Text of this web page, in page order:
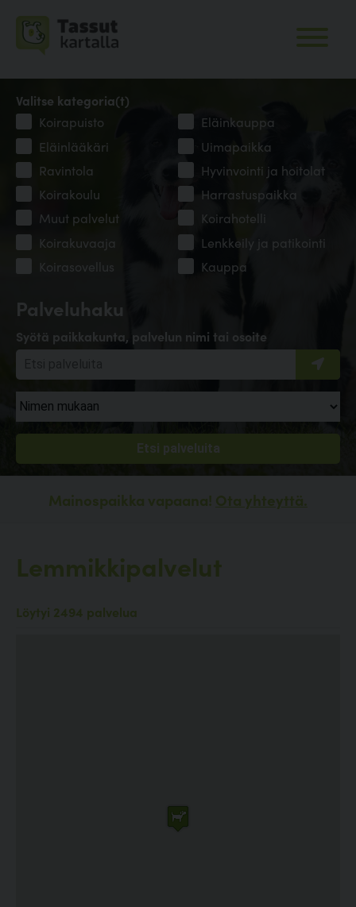
Palveluhaku
Syötä paikkakunta, palvelun nimi tai osoite
Valitse kategoria(t)
Koirapuisto
Eläinkauppa
Eläinlääkäri
Uimapaikka
Ravintola
Hyvinvointi ja hoitolat
Koirakoulu
Harrastuspaikka
Muut palvelut
Koirahotelli
Koirakuvaaja
Lenkkeily ja patikointi
Koirasovellus
Kauppa
Mainospaikka vapaana! Ota yhteyttä.
Lemmikkipalvelut
Löytyi 2494 palvelua